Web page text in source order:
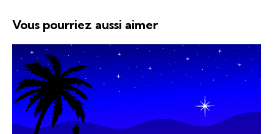
Vous pourriez aussi aimer